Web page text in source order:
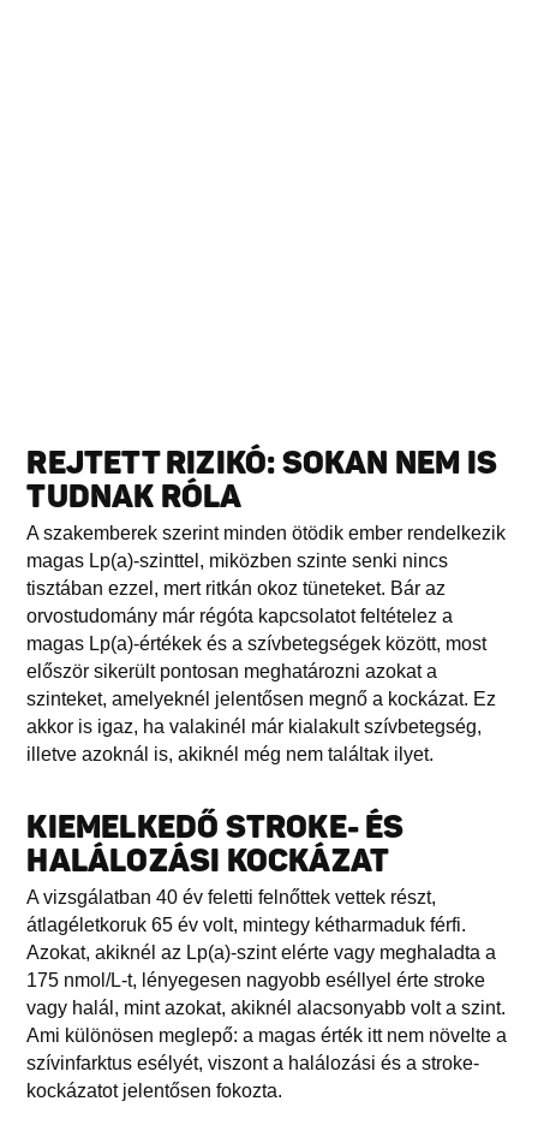
REJTETT RIZIKÓ: SOKAN NEM IS
TUDNAK RÓLA
A szakemberek szerint minden ötödik ember rendelkezik
magas Lp(a)-szinttel, miközben szinte senki nincs
tisztában ezzel, mert ritkán okoz tüneteket. Bár az
orvostudomány már régóta kapcsolatot feltételez a
magas Lp(a)-értékek és a szívbetegségek között, most
először sikerült pontosan meghatározni azokat a
szinteket, amelyeknél jelentősen megnő a kockázat. Ez
akkor is igaz, ha valakinél már kialakult szívbetegség,
illetve azoknál is, akiknél még nem találtak ilyet.
KIEMELKEDŐ STROKE- ÉS
HALÁLOZÁSI KOCKÁZAT
A vizsgálatban 40 év feletti felnőttek vettek részt,
átlagéletkoruk 65 év volt, mintegy kétharmaduk férfi.
Azokat, akiknél az Lp(a)-szint elérte vagy meghaladta a
175 nmol/L-t, lényegesen nagyobb eséllyel érte stroke
vagy halál, mint azokat, akiknél alacsonyabb volt a szint.
Ami különösen meglepő: a magas érték itt nem növelte a
szívinfarktus esélyét, viszont a halálozási és a stroke-
kockázatot jelentősen fokozta.